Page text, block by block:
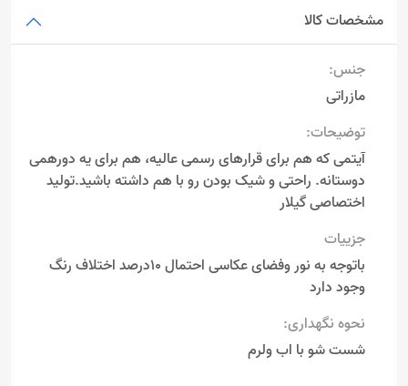
مشخصات کالا
جنس:
مازراتی
توضیحات:
آیتمی که هم برای قرارهای رسمی عالیه، هم برای یه دورهمی
دوستانه. راحتی و شیک بودن رو با هم داشته باشید.تولید
اختصاصی گیلار
جزییات
باتوجه به نور وفضای عکاسی احتمال 10درصد اختلاف رنگ
وجود دارد
نحوه نگهداری:
شست شو با اب ولرم